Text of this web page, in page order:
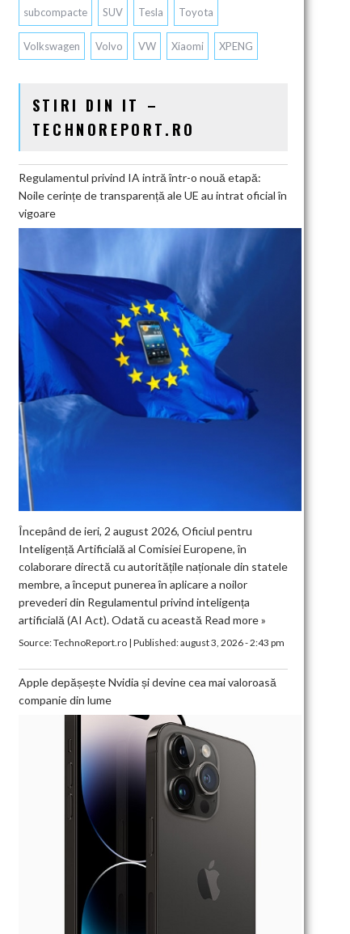
subcompacte SUV Tesla Toyota
Volkswagen Volvo VW Xiaomi XPENG
STIRI DIN IT –
TECHNOREPORT.RO
Regulamentul privind IA intră într-o nouă etapă:
Noile cerințe de transparență ale UE au intrat oficial în
vigoare
Începând de ieri, 2 august 2026, Oficiul pentru
Inteligență Artificială al Comisiei Europene, în
colaborare directă cu autoritățile naționale din statele
membre, a început punerea în aplicare a noilor
prevederi din Regulamentul privind inteligența
artificială (AI Act). Odată cu această Read more »
Source:TechnoReport.ro| Published:august 3, 2026 - 2:43 pm
Apple depășește Nvidia și devine cea mai valoroasă
companie din lume